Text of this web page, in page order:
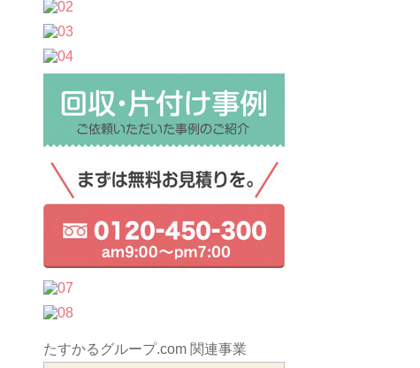
たすかるグループ.com 関連事業